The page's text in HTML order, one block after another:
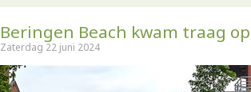
Beringen Beach kwam traag
Zaterdag 22 juni 2024